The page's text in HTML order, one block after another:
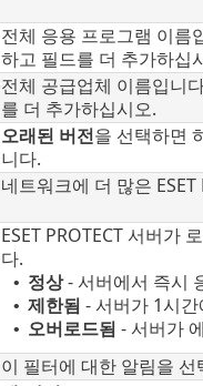
전체 응용 프로그램 이름
하고 필드를 더 추가하십
전체 공급업체 이름입니
를 더 추가하십시오.
오래된 버전을 선택하면
니다.
네트워크에 더 많은
ESET PROTECT 서버가
다.
• 정상- 서버에서 즉시
• 제한됨 - 서버가 1시
• 오버로드됨 - 서버가
이 필터에 대한 알림을